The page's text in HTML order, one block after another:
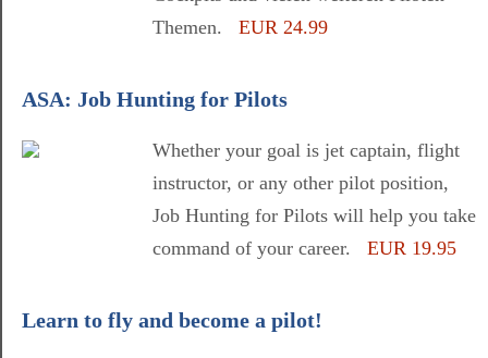
Themen. EUR 24.99
ASA: Job Hunting for Pilots
Whether your goal is jet captain, flight
instructor, or any other pilot position,
Job Hunting for Pilots will help you take
command of your career. EUR 19.95
Learn to fly and become a pilot!